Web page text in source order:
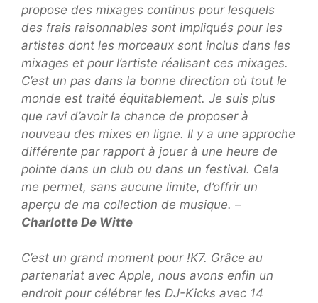
propose des mixages continus pour lesquels
des frais raisonnables sont impliqués pour les
artistes dont les morceaux sont inclus dans les
mixages et pour l’artiste réalisant ces mixages.
C’est un pas dans la bonne direction où tout le
monde est traité équitablement. Je suis plus
que ravi d’avoir la chance de proposer à
nouveau des mixes en ligne. Il y a une approche
différente par rapport à jouer à une heure de
pointe dans un club ou dans un festival. Cela
me permet, sans aucune limite, d’offrir un
aperçu de ma collection de musique. –
Charlotte De Witte
C’est un grand moment pour !K7. Grâce au
partenariat avec Apple, nous avons enfin un
endroit pour célébrer les DJ-Kicks avec 14